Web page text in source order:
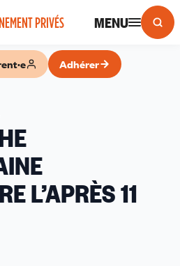
PRIVÉS MENU
Adhérer
MARCHE
RÉPUBLICAINE
CONSTRUIRE
L’APRÈSL’APRÈS 11